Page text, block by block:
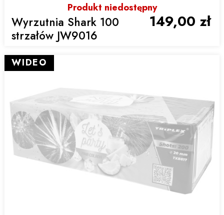
Produkt niedostępny
Wyrzutnia Shark 100
strzałów JW9016
149,00 zł
WIDEO